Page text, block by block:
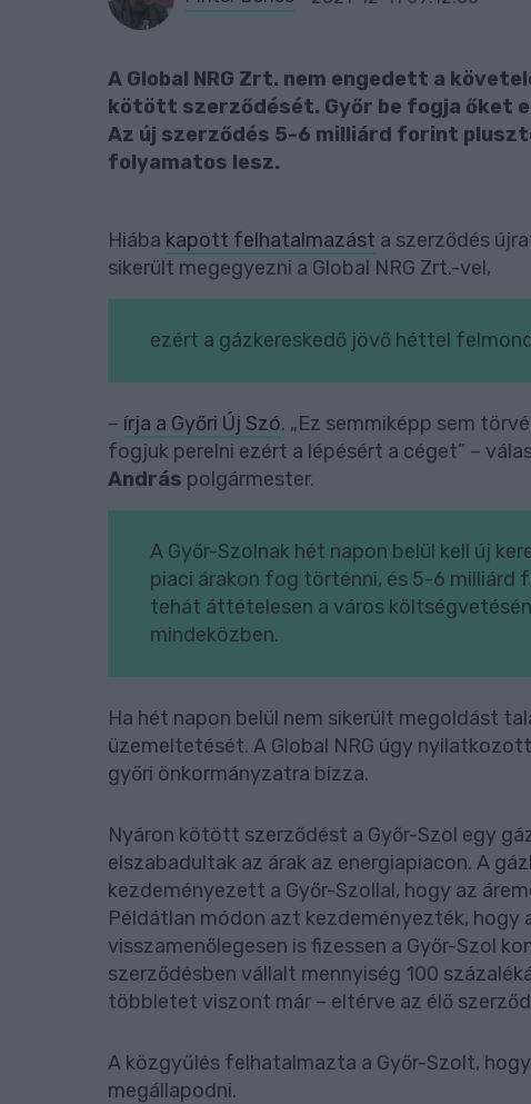
A Global NRG Zrt. nem engedett a
kötött szerződését. Győr be fogja őket
Az új szerződés 5-6 milliárd forint
folyamatos lesz.
Hiába kapott felhatalmazást a szerződés
sikerült megegyezni a Global NRG Zrt.-vel,
ezért a gázkereskedő jövő héttel
– írja a Győri Új Szó. „Ez semmiképp sem
fogjuk perelni ezért a lépésért a céget” –
András polgármester.
A Győr-Szolnak hét napon belül kell új
piaci árakon fog történni, és 5-6
tehát áttételesen a város
mindeközben.
Ha hét napon belül nem sikerült megoldást
üzemeltetését. A Global NRG úgy
győri önkormányzatra bízza.
Nyáron kötött szerződést a Győr-Szol egy
elszabadultak az árak az energiapiacon. A
kezdeményezett a Győr-Szollal, hogy az
Példátlan módon azt kezdeményezték,
visszamenőlegesen is fizessen a Győr-Szol
szerződésben vállalt mennyiség 100
többletet viszont már – eltérve az élő
A közgyűlés felhatalmazta a Győr-Szolt,
megállapodni.